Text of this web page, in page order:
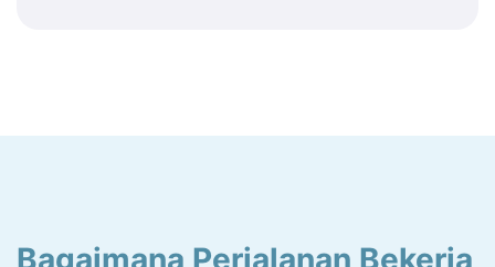
Bagaimana Perjalanan Bekerja